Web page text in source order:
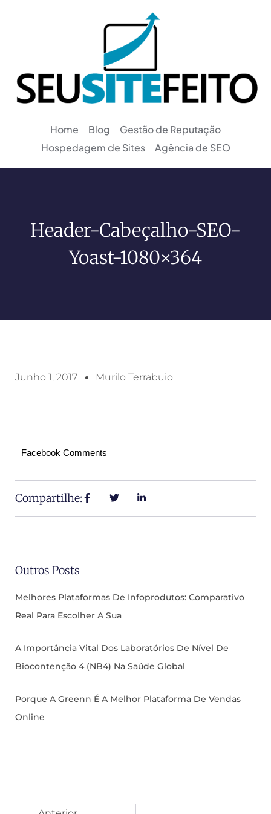
Home Blog
Gestão de Reputação
Hospedagem de Sites
Agência de SEO
Header-Cabeçalho-SEO-
Yoast-1080×364
Junho 1, 2017 Murilo Terrabuio
Facebook Comments
Compartilhe:
Outros Posts
Melhores Plataformas De Infoprodutos: Comparativo
Real Para Escolher A Sua
A Importância Vital Dos Laboratórios De Nível De
Biocontenção 4 (NB4) Na Saúde Global
Porque A Greenn É A Melhor Plataforma De Vendas
Online